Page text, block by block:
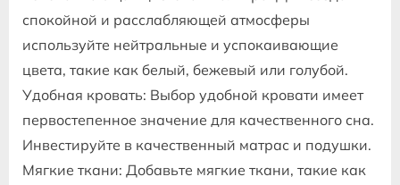
спокойной и расслабляющей атмосферы
используйте нейтральные и успокаивающие
цвета, такие как белый, бежевый или голубой.
Удобная кровать: Выбор удобной кровати имеет
первостепенное значение для качественного сна.
Инвестируйте в качественный матрас и подушки.
Мягкие ткани: Добавьте мягкие ткани, такие как